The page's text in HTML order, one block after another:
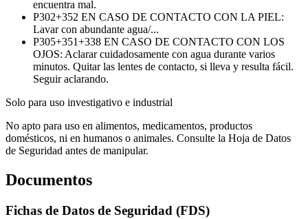
encuentra mal.
P302+352 EN CASO DE CONTACTO CON LA PIEL:
Lavar con abundante agua/...
P305+351+338 EN CASO DE CONTACTO CON LOS
OJOS: Aclarar cuidadosamente con agua durante varios
minutos. Quitar las lentes de contacto, si lleva y resulta fácil.
Seguir aclarando.
Solo para uso investigativo e industrial
No apto para uso en alimentos, medicamentos, productos
domésticos, ni en humanos o animales. Consulte la Hoja de Datos
de Seguridad antes de manipular.
Documentos
Fichas de Datos de Seguridad (FDS)